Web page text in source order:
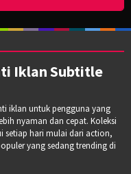
Iklan Subtitle
iklan untuk pengguna yang
nyaman dan cepat. Koleksi
setiap hari mulai dari action,
yang sedang trending di